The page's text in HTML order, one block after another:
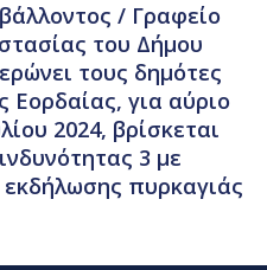
/ Γραφείο
του Δήμου
τους δημότες
Εορδαίας, για αύριο
2024, βρίσκεται
3 με
πυρκαγιάς